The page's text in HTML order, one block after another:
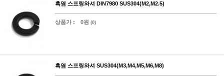
흑염 스프링와셔 DIN7980 SUS304(M2,M2.5)
상품가 : 0원 (0)
흑염 스프링와셔 SUS304(M3,M4,M5,M6,M8)